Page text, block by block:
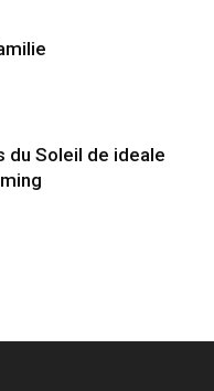
du Soleil de ideale